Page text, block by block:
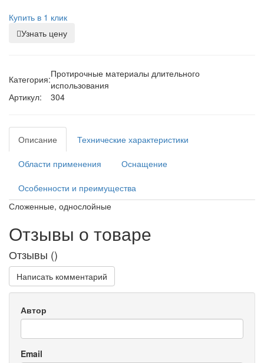
Купить в 1 клик
Узнать цену
Категория:Протирочные материалы длительного
использования
Артикул:
304
Описание Технические характеристики
Области применения Оснащение
Особенности и преимущества
Сложенные, однослойные
Отзывы о товаре
Отзывы ()
Написать комментарий
Автор
Email